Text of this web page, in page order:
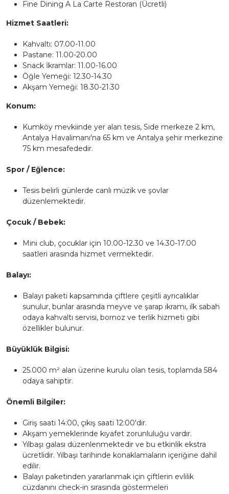
Fine Dining A La Carte Restoran (Ücretli)
Hizmet Saatleri:
Kahvaltı: 07.00-11.00
Pastane: 11.00-20.00
Snack İkramlar: 11.00-16.00
Öğle Yemeği: 12.30-14.30
Akşam Yemeği: 18.30-21.30
Konum:
Kumköy mevkiinde yer alan tesis, Side merkeze 2 km,
Antalya Havalimanı'na 65 km ve Antalya şehir merkezine
75 km mesafededir.
Spor / Eğlence:
Tesis belirli günlerde canlı müzik ve şovlar
düzenlemektedir.
Çocuk / Bebek:
Mini club, çocuklar için 10.00-12.30 ve 14.30-17.00
saatleri arasında hizmet vermektedir.
Balayı:
Balayı paketi kapsamında çiftlere çeşitli ayrıcalıklar
sunulur, bunlar arasında meyve ve şarap ikramı, ilk sabah
odaya kahvaltı servisi, bornoz ve terlik hizmeti gibi
özellikler bulunur.
Büyüklük Bilgisi:
25.000 m² alan üzerine kurulu olan tesis, toplamda 584
odaya sahiptir.
Önemli Bilgiler:
Giriş saati 14:00, çıkış saati 12:00'dir.
Akşam yemeklerinde kıyafet zorunluluğu vardır.
Yılbaşı galası düzenlenmektedir ve bu etkinlik ekstra
ücretlidir. Yılbaşı tarihinde konaklamaların içeriğine dahil
edilir.
Balayı paketinden yararlanmak için çiftlerin evlilik
cüzdanını check-in sırasında göstermeleri